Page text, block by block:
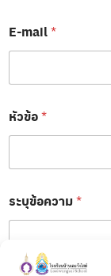
ะ
บุ
อ
ส
กุ
ล
ะ
ชื่
ส
E-mail*
หัวข้อ*
ระบุข้อความ*